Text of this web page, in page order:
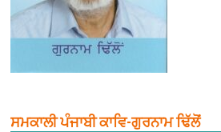
ਸਮਕਾਲੀ ਪੰਜਾਬੀ ਕਾਵਿ-ਗੁਰਨਾਮ ਢਿੱਲੋਂ